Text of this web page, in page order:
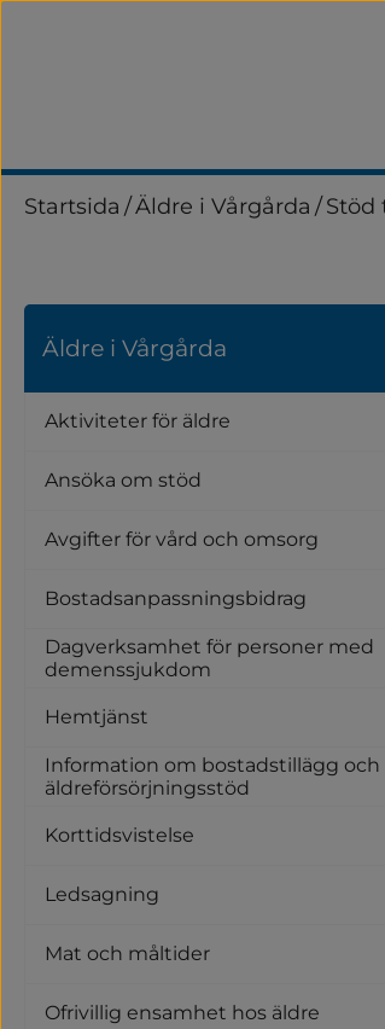
Startsida /Äldre i Vårgårda /Stöd
Äldre i Vårgårda
Aktiviteter för äldre
Ansöka om stöd
Avgifter för vård och omsorg
Bostadsanpassningsbidrag
Dagverksamhet för personer med
demenssjukdom
Hemtjänst
Information om bostadstillägg och
äldreförsörjningsstöd
Korttidsvistelse
Ledsagning
Mat och måltider
Ofrivillig ensamhet hos äldre